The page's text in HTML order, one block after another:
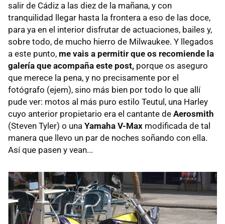
salir de Cádiz a las diez de la mañana, y con
tranquilidad llegar hasta la frontera a eso de las doce,
para ya en el interior disfrutar de actuaciones, bailes y,
sobre todo, de mucho hierro de Milwaukee. Y llegados
a este punto, me vais a permitir que os recomiende la
galería que acompaña este post, porque os aseguro
que merece la pena, y no precisamente por el
fotógrafo (ejem), sino más bien por todo lo que allí
pude ver: motos al más puro estilo Teutul, una Harley
cuyo anterior propietario era el cantante de Aerosmith
(Steven Tyler) o una Yamaha V-Max modificada de tal
manera que llevo un par de noches soñando con ella.
Así que pasen y vean...